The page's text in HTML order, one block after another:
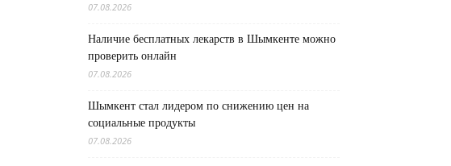
07.08.2026
Наличие бесплатных лекарств в Шымкенте можно
проверить онлайн
07.08.2026
Шымкент стал лидером по снижению цен на
социальные продукты
07.08.2026